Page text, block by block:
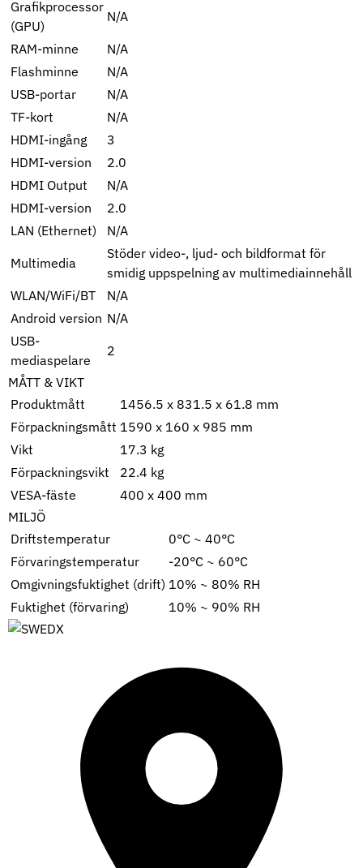
Grafikprocessor
(GPU)
N/A
RAM-minne
N/A
Flashminne
N/A
USB-portar
N/A
TF-kort
N/A
HDMI-ingång
3
HDMI-version
2.0
HDMI Output
N/A
HDMI-version
2.0
LAN (Ethernet)
N/A
Multimedia
Stöder video-, ljud- och bildformat för
smidig uppspelning av multimediainnehåll
WLAN/WiFi/BT
N/A
Android version N/A
USB-
mediaspelare
2
MÅTT & VIKT
Produktmått
1456.5 x 831.5 x 61.8 mm
Förpackningsmått 1590 x 160 x 985 mm
Vikt
17.3 kg
Förpackningsvikt
22.4 kg
VESA-fäste
400 x 400 mm
MILJÖ
Driftstemperatur
0°C ~ 40°C
Förvaringstemperatur
-20°C ~ 60°C
Omgivningsfuktighet (drift) 10% ~ 80% RH
Fuktighet (förvaring)
10% ~ 90% RH